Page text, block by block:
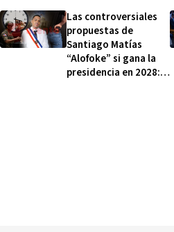
Las controversiales
propuestas de
Santiago Matías
“Alofoke” si gana la
presidencia en 2028: